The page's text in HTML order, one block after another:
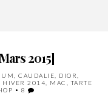
2015]
,CAUDALIE DIOR
HIVER 2014 MAC ,TARTE
• 8